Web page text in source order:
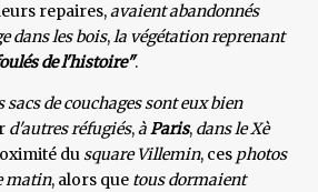
repaires,avaient abandonnés
dans les bois,la végétation reprenant
de l'histoire".
sacs de couchages sont eux bien
d'autres réfugiés,àParis, dans le Xè
dusquare Villemin, ces photos
matin, alors que tous dormaient